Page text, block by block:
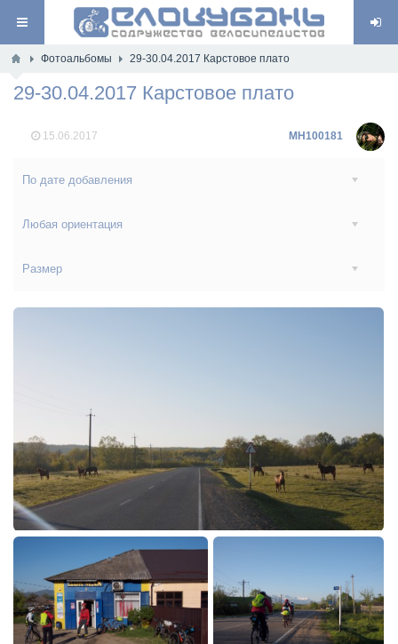
Фотоальбомы 29-30.04.2017 Карстовое плато
29-30.04.2017 Карстовое плато
15.06.2017 MH100181
По дате добавления
Любая ориентация
Размер